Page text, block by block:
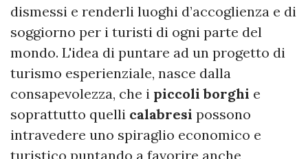
dismessi e renderli luoghi d’accoglienza e di
soggiorno per i turisti di ogni parte del
mondo. L'idea di puntare ad un progetto di
turismo esperienziale, nasce dalla
consapevolezza, che i piccoli borghi e
soprattutto quelli calabresi possono
intravedere uno spiraglio economico e
turistico puntando a favorire anche